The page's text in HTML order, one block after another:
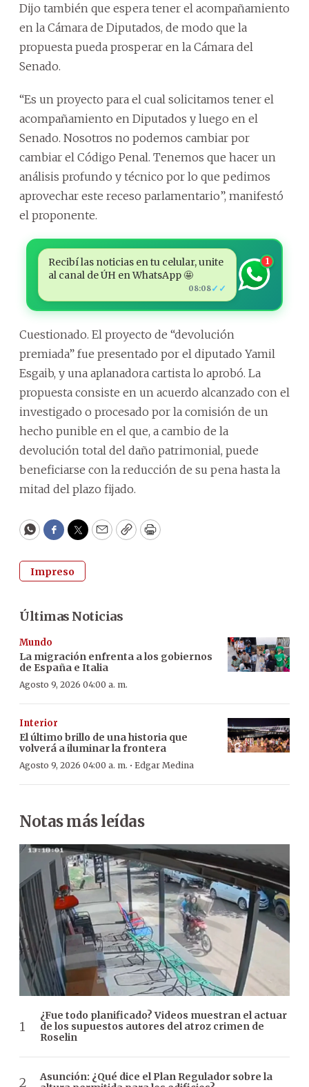
Dijo también que espera tener el acompañamiento
en la Cámara de Diputados, de modo que la
propuesta pueda prosperar en la Cámara del
Senado.
“Es un proyecto para el cual solicitamos tener el
acompañamiento en Diputados y luego en el
Senado. Nosotros no podemos cambiar por
cambiar el Código Penal. Tenemos que hacer un
análisis profundo y técnico por lo que pedimos
aprovechar este receso parlamentario”, manifestó
el proponente.
Recibí las noticias en tu celular, unite
al canal de ÚH en WhatsApp 🤩
08:08✓✓
1
Cuestionado. El proyecto de “devolución
premiada” fue presentado por el diputado Yamil
Esgaib, y una aplanadora cartista lo aprobó. La
propuesta consiste en un acuerdo alcanzado con el
investigado o procesado por la comisión de un
hecho punible en el que, a cambio de la
devolución total del daño patrimonial, puede
beneficiarse con la reducción de su pena hasta la
mitad del plazo fijado.
WhatsApp
Facebook
Twitter
EmailCopyPrint
Impreso
Últimas Noticias
Mundo
La migración enfrenta a los gobiernos
de España e Italia
Agosto 9, 2026 04:00 a. m.
Interior
El último brillo de una historia que
volverá a iluminar la frontera
Agosto 9, 2026 04:00 a. m. · Edgar Medina
Notas más leídas
¿Fue todo planificado? Videos muestran el actuar
de los supuestos autores del atroz crimen de
Roselin
Asunción: ¿Qué dice el Plan Regulador sobre la